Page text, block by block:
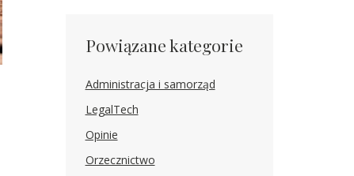
Powiązane kategorie
Administracja i samorząd
LegalTech
Opinie
Orzecznictwo